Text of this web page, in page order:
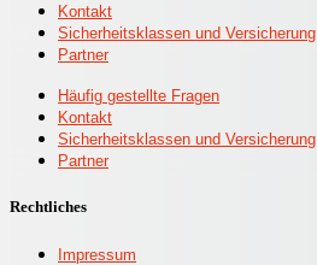
Kontakt
Sicherheitsklassen und Versicherung
Partner
Häufig gestellte Fragen
Kontakt
Sicherheitsklassen und Versicherung
Partner
Rechtliches
Impressum